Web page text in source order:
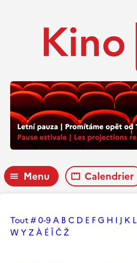
Menu Calendrier
Tout # 0-9 A B C D E FG H I J K L
W YZ À É ÎČŽ